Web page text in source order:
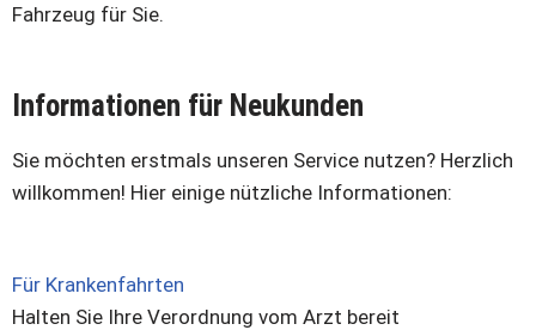
Fahrzeug für Sie.
Informationen für Neukunden
Sie möchten erstmals unseren Service nutzen? Herzlich
willkommen! Hier einige nützliche Informationen:
Für Krankenfahrten
Halten Sie Ihre Verordnung vom Arzt bereit